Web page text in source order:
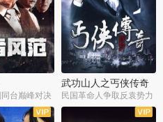
台巅峰对决
武功山人之丐侠传奇
民国革命人争取反袁势力
全35集